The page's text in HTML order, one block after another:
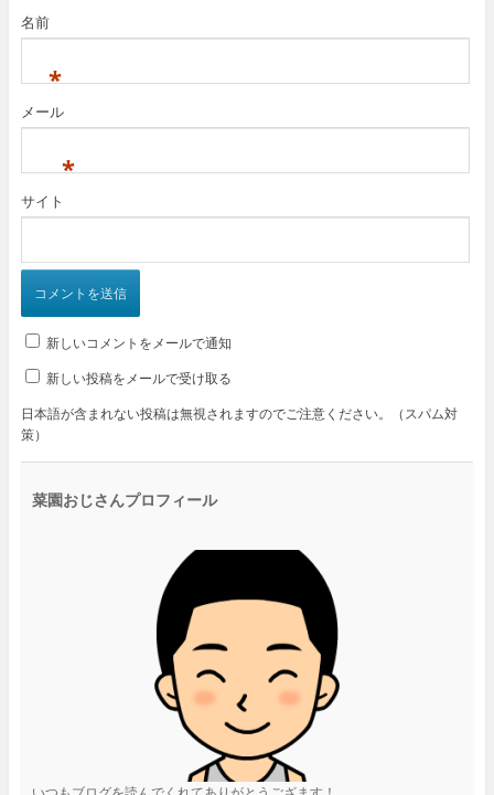
名前
*
メール
*
サイト
新しいコメントをメールで通知
新しい投稿をメールで受け取る
日本語が含まれない投稿は無視されますのでご注意ください。（スパム対
策）
菜園おじさんプロフィール